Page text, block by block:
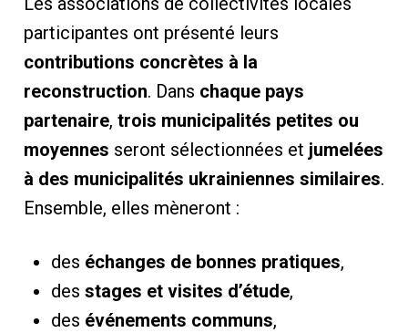
participantes ont présenté leurs
contributions concrètes à la
reconstruction. Dans chaque pays
partenaire, trois municipalités petites ou
moyennes seront sélectionnées et jumelées
à des municipalités ukrainiennes similaires.
Ensemble, elles mèneront :
des échanges de bonnes pratiques,
des stages et visites d’étude,
des événements communs,